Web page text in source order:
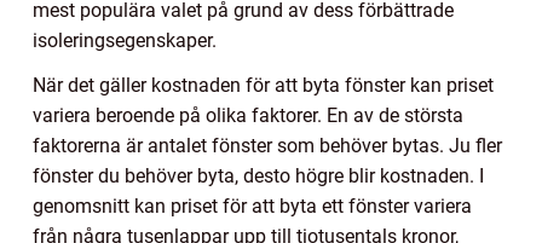
mest populära valet på grund av dess förbättrade
isoleringsegenskaper.
När det gäller kostnaden för att byta fönster kan priset
variera beroende på olika faktorer. En av de största
faktorerna är antalet fönster som behöver bytas. Ju fler
fönster du behöver byta, desto högre blir kostnaden. I
genomsnitt kan priset för att byta ett fönster variera
från några tusenlappar upp till tiotusentals kronor,